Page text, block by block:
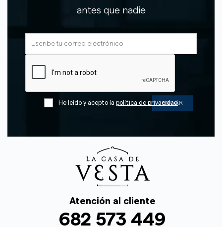
antes que nadie
He leído y acepto la política de privacidad
Atención al cliente
682 573 449